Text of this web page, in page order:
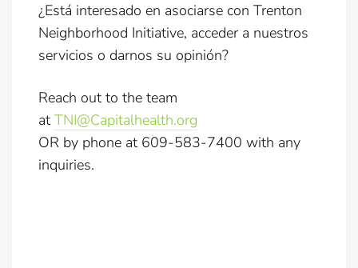
¿Está interesado en asociarse con Trenton
Neighborhood Initiative, acceder a nuestros
servicios o darnos su opinión?
Reach out to the team
atTNI@Capitalhealth.org
OR by phone at 609-583-7400 with any
inquiries.